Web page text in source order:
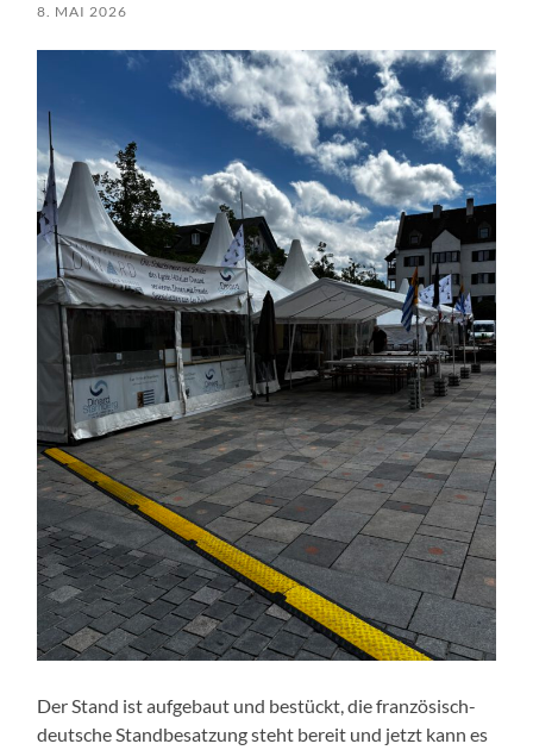
8. MAI 2026
Der Stand ist aufgebaut und bestückt, die französisch-
deutsche Standbesatzung steht bereit und jetzt kann es